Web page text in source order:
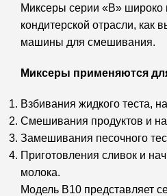
Миксеры серии «В» широко
кондитерской отрасли, как
машины для смешивания.
Миксеры применяются
Взбивания жидкого теста,
Смешивания продуктов и
Замешивания песочного
Приготовления сливок и
молока.
Модель В10 представляет